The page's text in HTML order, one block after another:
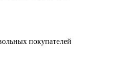
покупателей